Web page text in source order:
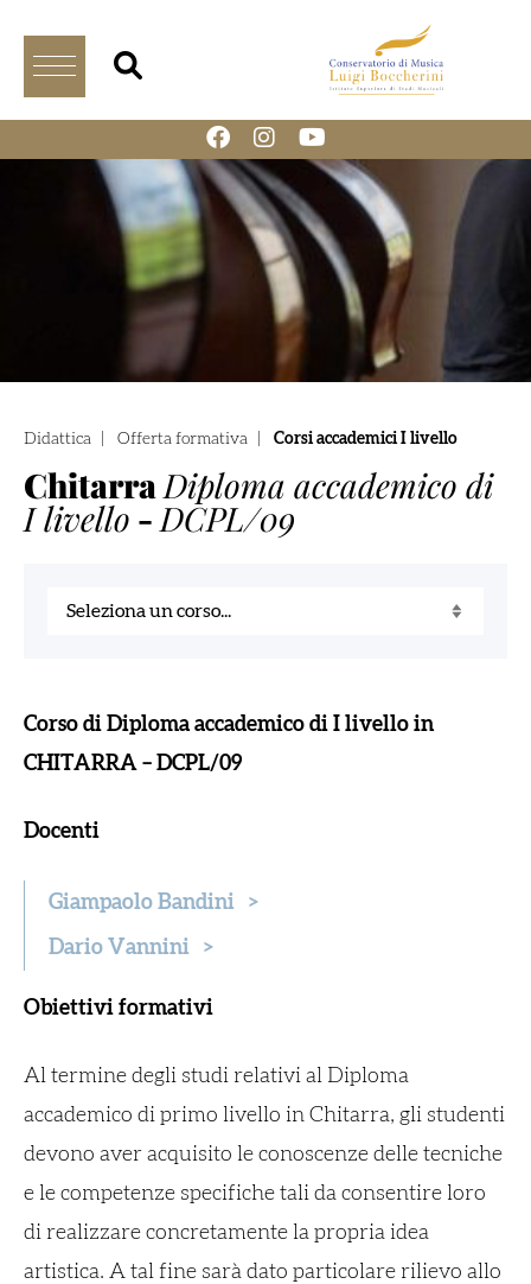
Didattica Offerta formativa Corsi accademici I livello
ChitarraDiploma accademico di
I livello - DCPL/09
Corso di Diploma accademico di I livello in
CHITARRA – DCPL/09
Docenti
Giampaolo Bandini >
Dario Vannini >
Obiettivi formativi
Al termine degli studi relativi al Diploma
accademico di primo livello in Chitarra, gli studenti
devono aver acquisito le conoscenze delle tecniche
e le competenze specifiche tali da consentire loro
di realizzare concretamente la propria idea
artistica. A tal fine sarà dato particolare rilievo allo